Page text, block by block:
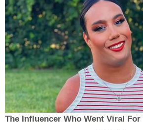
The Influencer Who Went Viral